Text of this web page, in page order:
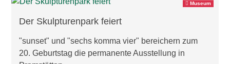
Museum
Der Skulpturenpark feiert
"sunset" und "sechs komma vier" bereichern zum
20. Geburtstag die permanente Ausstellung in